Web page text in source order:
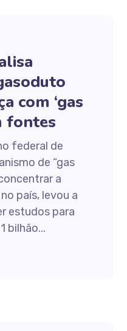
com ‘gas
fontes
federal de
de “gas
a
país, levou a
estudos para
bilhão...